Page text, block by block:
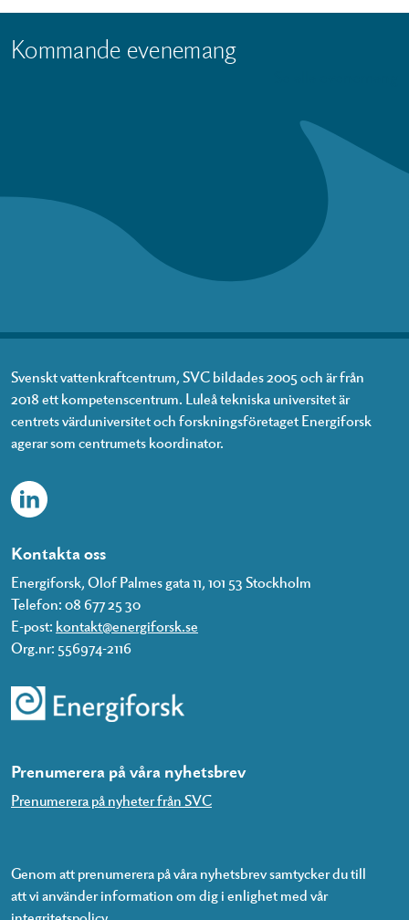
Kommande evenemang
Svenskt vattenkraftcentrum, SVC bildades 2005 och är från
2018 ett kompetenscentrum. Luleå tekniska universitet är
centrets värduniversitet och forskningsföretaget Energiforsk
agerar som centrumets koordinator.
Kontakta oss
Energiforsk, Olof Palmes gata 11, 101 53 Stockholm
Telefon: 08 677 25 30
E-post: kontakt@energiforsk.se
Org.nr: 556974-2116
Prenumerera på våra nyhetsbrev
Prenumerera på nyheter från SVC
Genom att prenumerera på våra nyhetsbrev samtycker du till
att vi använder information om dig i enlighet med vår